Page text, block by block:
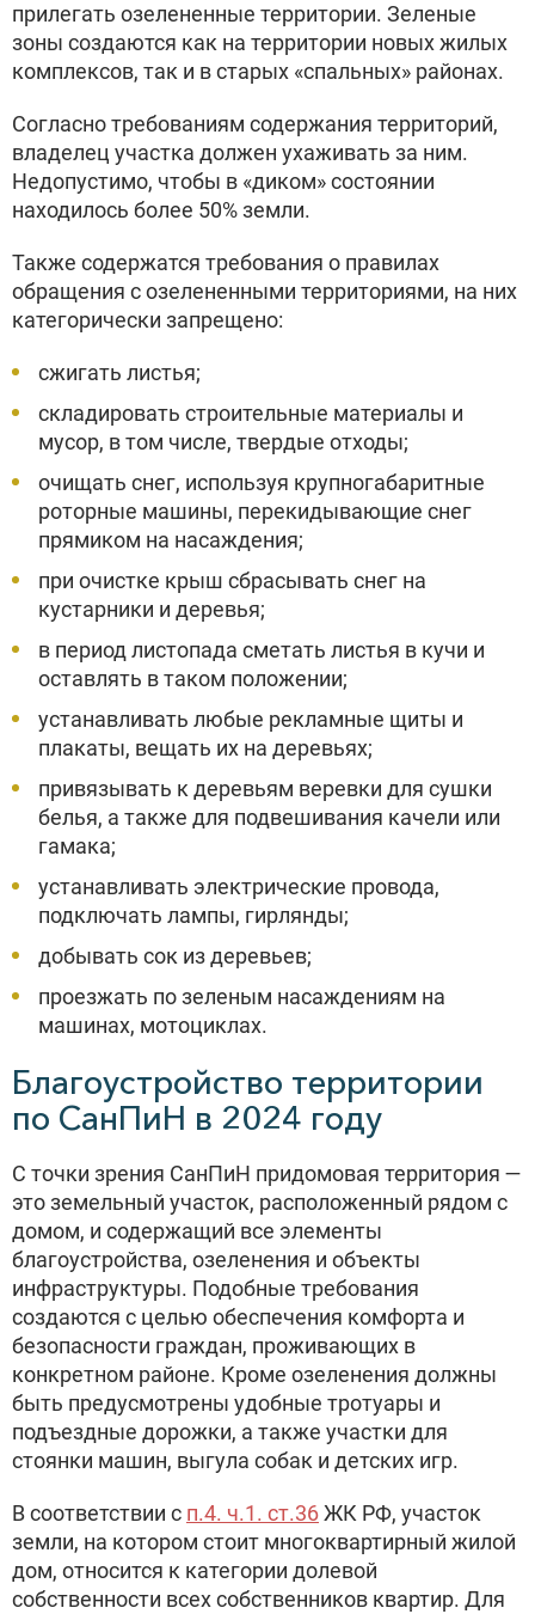
прилегать озелененные территории. Зеленые
зоны создаются как на территории новых жилых
комплексов, так и в старых «спальных» районах.
Согласно требованиям содержания территорий,
владелец участка должен ухаживать за ним.
Недопустимо, чтобы в «диком» состоянии
находилось более 50% земли.
Также содержатся требования о правилах
обращения с озелененными территориями, на них
категорически запрещено:
сжигать листья;
складировать строительные материалы и
мусор, в том числе, твердые отходы;
очищать снег, используя крупногабаритные
роторные машины, перекидывающие снег
прямиком на насаждения;
при очистке крыш сбрасывать снег на
кустарники и деревья;
в период листопада сметать листья в кучи и
оставлять в таком положении;
устанавливать любые рекламные щиты и
плакаты, вещать их на деревьях;
привязывать к деревьям веревки для сушки
белья, а также для подвешивания качели или
гамака;
устанавливать электрические провода,
подключать лампы, гирлянды;
добывать сок из деревьев;
проезжать по зеленым насаждениям на
машинах, мотоциклах.
Благоустройство территории
по СанПиН в 2024 году
С точки зрения СанПиН придомовая территория —
это земельный участок, расположенный рядом с
домом, и содержащий все элементы
благоустройства, озеленения и объекты
инфраструктуры. Подобные требования
создаются с целью обеспечения комфорта и
безопасности граждан, проживающих в
конкретном районе. Кроме озеленения должны
быть предусмотрены удобные тротуары и
подъездные дорожки, а также участки для
стоянки машин, выгула собак и детских игр.
В соответствии с п.4. ч.1. ст.36ЖК РФ, участок
земли, на котором стоит многоквартирный жилой
дом, относится к категории долевой
собственности всех собственников квартир. Для